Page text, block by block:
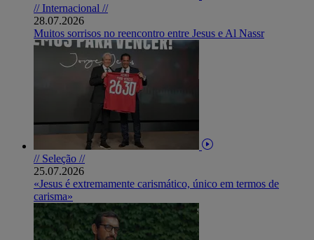
// Internacional //
28.07.2026
Muitos sorrisos no reencontro entre Jesus e Al Nassr
// Seleção //
25.07.2026
«Jesus é extremamente carismático, único em termos de
carisma»